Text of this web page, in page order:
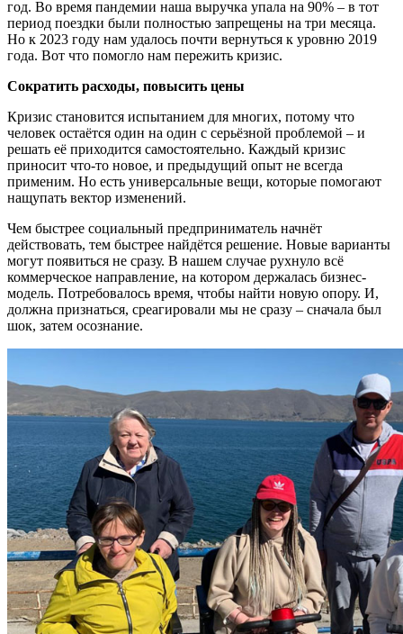
год. Во время пандемии наша выручка упала на 90% – в тот
период поездки были полностью запрещены на три месяца.
Но к 2023 году нам удалось почти вернуться к уровню 2019
года. Вот что помогло нам пережить кризис.
Сократить расходы, повысить цены
Кризис становится испытанием для многих, потому что
человек остаётся один на один с серьёзной проблемой – и
решать её приходится самостоятельно. Каждый кризис
приносит что-то новое, и предыдущий опыт не всегда
применим. Но есть универсальные вещи, которые помогают
нащупать вектор изменений.
Чем быстрее социальный предприниматель начнёт
действовать, тем быстрее найдётся решение. Новые варианты
могут появиться не сразу. В нашем случае рухнуло всё
коммерческое направление, на котором держалась бизнес-
модель. Потребовалось время, чтобы найти новую опору. И,
должна признаться, среагировали мы не сразу – сначала был
шок, затем осознание.